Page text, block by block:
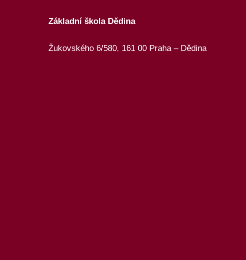
Základní škola Dědina
Žukovského 6/580, 161 00 Praha – Dědina